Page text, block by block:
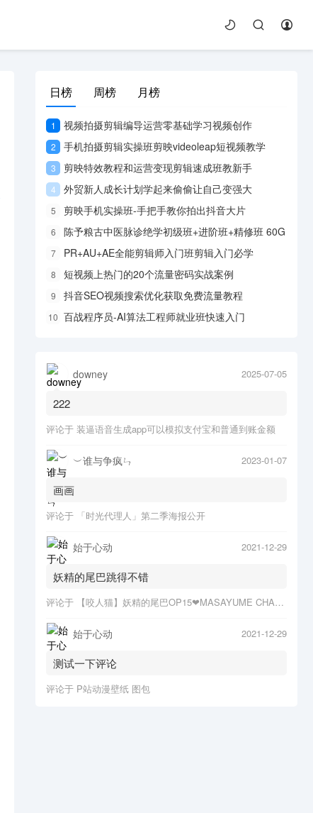
日榜 周榜 月榜
1 视频拍摄剪辑编导运营零基础学习视频创作
2 手机拍摄剪辑实操班剪映videoleap短视频教学
3 剪映特效教程和运营变现剪辑速成班教新手
4 外贸新人成长计划学起来偷偷让自己变强大
5 剪映手机实操班-手把手教你拍出抖音大片
6 陈予粮古中医脉诊绝学初级班+进阶班+精修班 60G
7 PR+AU+AE全能剪辑师入门班剪辑入门必学
8 短视频上热门的20个流量密码实战案例
9 抖音SEO视频搜索优化获取免费流量教程
10 百战程序员-AI算法工程师就业班快速入门
downey 2025-07-05
222
评论于 装逼语音生成app可以模拟支付宝和普通到账金额
︶谁与争疯ㄣ 2023-01-07
画画
评论于 「时光代理人」第二季海报公开
始于心动 2021-12-29
妖精的尾巴跳得不错
评论于 【咬人猫】妖精的尾巴OP15❤MASAYUME CHASING o(*≧▽≦)ツ
始于心动 2021-12-29
测试一下评论
评论于 P站动漫壁纸 图包